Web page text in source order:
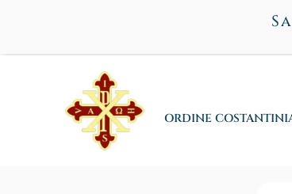
ORDINE